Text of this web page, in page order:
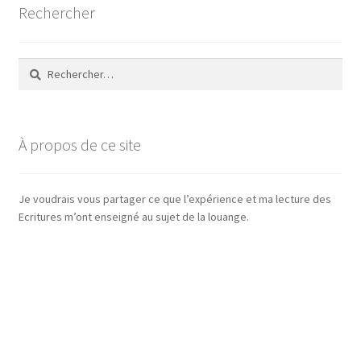
Rechercher
Rechercher :
À propos de ce site
Je voudrais vous partager ce que l’expérience et ma lecture des
Ecritures m’ont enseigné au sujet de la louange.